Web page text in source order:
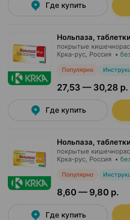
Где купить
Нольпаза, таблетки
покрытые
Крка-рус , Россия •
Популярно
27,53 — 30,28 р.
Где купить
Нольпаза, таблетки
покрытые
Крка-рус , Россия •
Популярно
8,60 — 9,80 р.
Где купить